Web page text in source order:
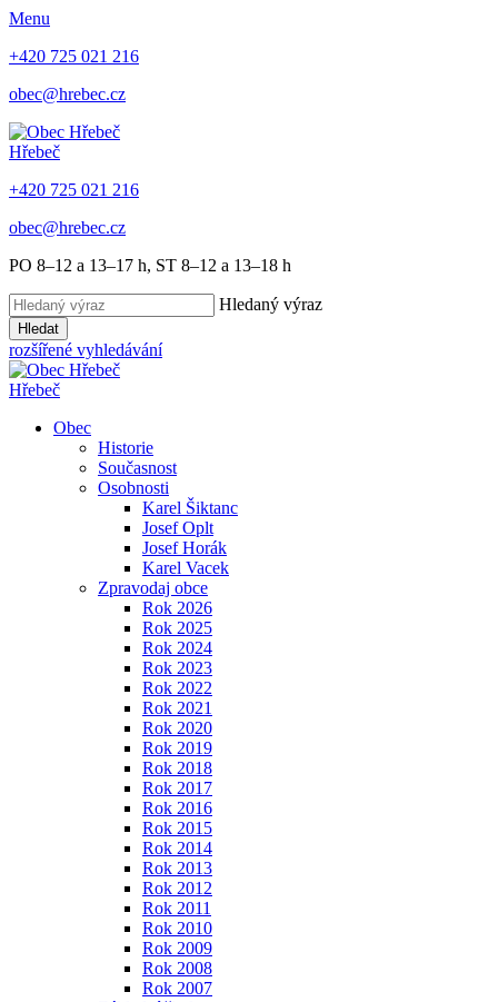
Menu
+420 725 021 216
obec@hrebec.cz
Hřebeč
+420 725 021 216
obec@hrebec.cz
PO 8–12 a 13–17 h, ST 8–12 a 13–18 h
Hledaný výraz
Hledat
rozšířené vyhledávání
Hřebeč
Obec
Historie
Současnost
Osobnosti
Karel Šiktanc
Josef Oplt
Josef Horák
Karel Vacek
Zpravodaj obce
Rok 2026
Rok 2025
Rok 2024
Rok 2023
Rok 2022
Rok 2021
Rok 2020
Rok 2019
Rok 2018
Rok 2017
Rok 2016
Rok 2015
Rok 2014
Rok 2013
Rok 2012
Rok 2011
Rok 2010
Rok 2009
Rok 2008
Rok 2007